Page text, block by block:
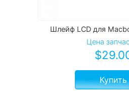
Шлейф LCD для
Цена
$
Купить